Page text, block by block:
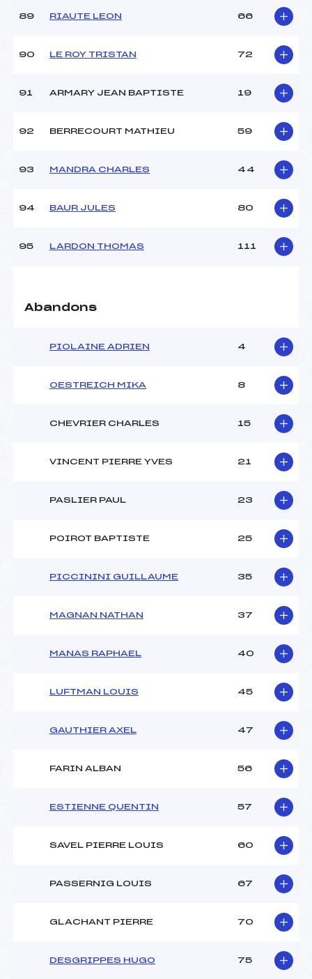
89 RIAUTE LEON 66
90 LE ROY TRISTAN 72
91 ARMARY JEAN BAPTISTE 19
92 BERRECOURT MATHIEU 59
93 MANDRA CHARLES 44
94 BAUR JULES 80
95 LARDON THOMAS 111
Abandons
PIOLAINE ADRIEN 4
OESTREICH MIKA 8
CHEVRIER CHARLES 15
VINCENT PIERRE YVES 21
PASLIER PAUL 23
POIROT BAPTISTE 25
PICCININI GUILLAUME 35
MAGNAN NATHAN 37
MANAS RAPHAEL 40
LUFTMAN LOUIS 45
GAUTHIER AXEL 47
FARIN ALBAN 56
ESTIENNE QUENTIN 57
SAVEL PIERRE LOUIS 60
PASSERNIG LOUIS 67
GLACHANT PIERRE 70
DESGRIPPES HUGO 75